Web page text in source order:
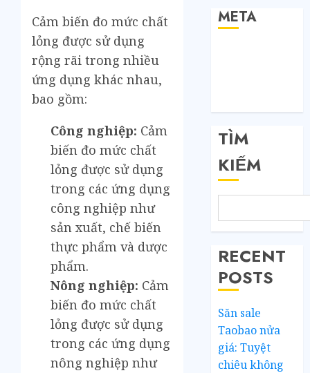
Cảm biến đo mức chất
lỏng được sử dụng
rộng rãi trong nhiều
ứng dụng khác nhau,
bao gồm:
Công nghiệp: Cảm
biến đo mức chất
lỏng được sử dụng
trong các ứng dụng
công nghiệp như
sản xuất, chế biến
thực phẩm và dược
phẩm.
Nông nghiệp: Cảm
biến đo mức chất
lỏng được sử dụng
trong các ứng dụng
nông nghiệp như
META
TÌM
KIẾM
RECENT
POSTS
Săn sale
Taobao nửa
giá: Tuyệt
chiêu không